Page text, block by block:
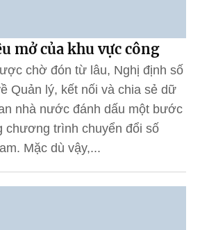
mở của khu vực công
chờ đón từ lâu, Nghị định số
Quản lý, kết nối và chia sẻ dữ
nhà nước đánh dấu một bước
chương trình chuyển đổi số
Mặc dù vậy,...